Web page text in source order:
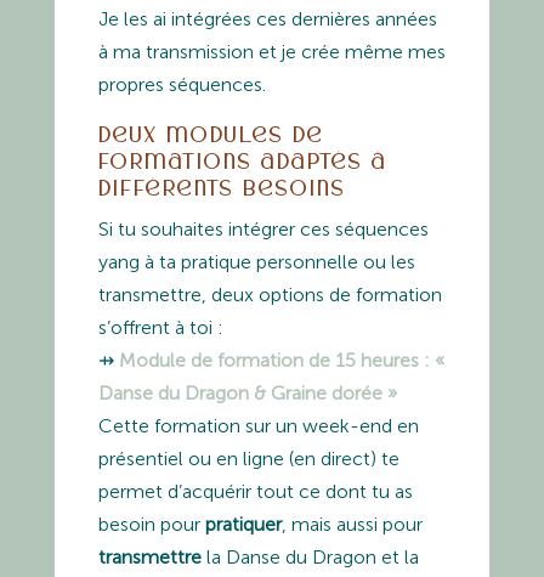
Je les ai intégrées ces dernières années
à ma transmission et je crée même mes
propres séquences.
Deux modules de
formations adaptés à
différents besoins
Si tu souhaites intégrer ces séquences
yang à ta pratique personnelle ou les
transmettre, deux options de formation
s’offrent à toi :
⇸ Module de formation de 15 heures : «
Danse du Dragon & Graine dorée »
Cette formation sur un week-end en
présentiel ou en ligne (en direct) te
permet d’acquérir tout ce dont tu as
besoin pour pratiquer, mais aussi pour
transmettrela Danse du Dragon et la